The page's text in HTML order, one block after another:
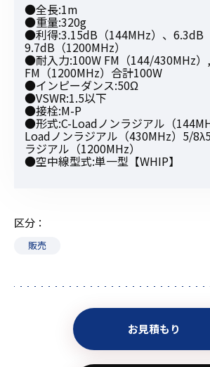
●全長:1m
●重量:320g
●利得:3.15dB（144MHz）、6.3dB
9.7dB（1200MHz）
●耐入力:100W FM（144/430MHz）
FM（1200MHz）合計100W
●インピーダンス:50Ω
●VSWR:1.5以下
●接栓:M-P
●形式:C-Loadノンラジアル（
Loadノンラジアル（430MHz）5/
ラジアル（1200MHz）
●空中線型式:単一型【WHIP】
区分
販売
お見積もり